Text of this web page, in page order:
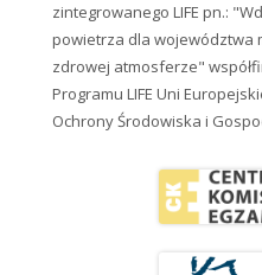
zintegrowanego LIFE pn.:
powietrza dla województwa
zdrowej atmosferze"
Programu LIFE Uni
Ochrony Środowiska i